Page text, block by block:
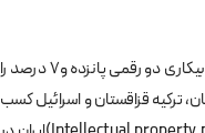
در مورد دانش‌آموختگان، ایران در گزارش2011، نرخ بیکاری دو رقمی پانزده و7 درصد را
ترکیه قزاقستان و اسرائیل کسب